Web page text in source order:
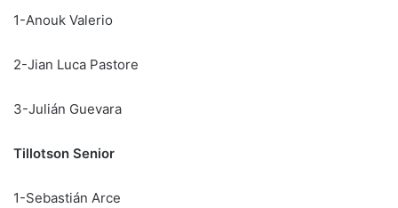
1-Anouk Valerio
2-Jian Luca Pastore
3-Julián Guevara
Tillotson Senior
1-Sebastián Arce